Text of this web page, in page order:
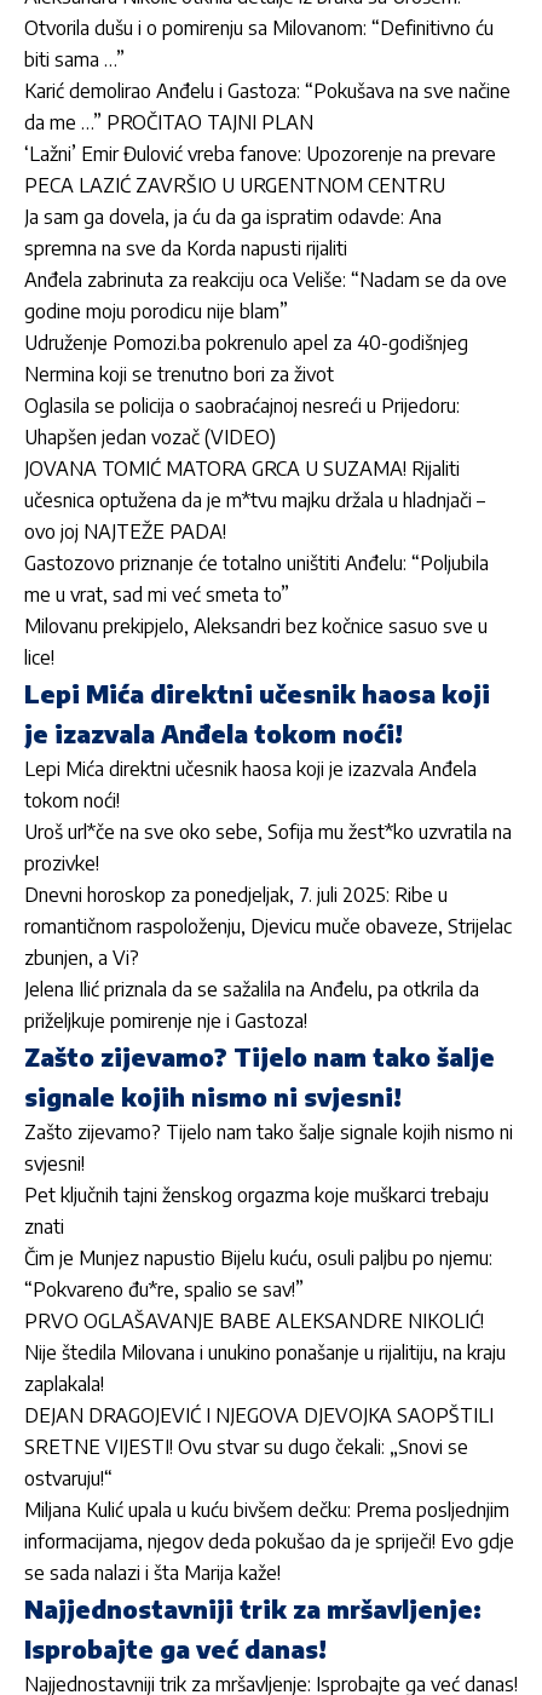
Otvorila dušu i o pomirenju sa Milovanom: “Definitivno ću
biti sama …”
Karić demolirao Anđelu i Gastoza: “Pokušava na sve načine
da me …” PROČITAO TAJNI PLAN
‘Lažni’ Emir Đulović vreba fanove: Upozorenje na prevare
PECA LAZIĆ ZAVRŠIO U URGENTNOM CENTRU
Ja sam ga dovela, ja ću da ga ispratim odavde: Ana
spremna na sve da Korda napusti rijaliti
Anđela zabrinuta za reakciju oca Veliše: “Nadam se da ove
godine moju porodicu nije blam”
Udruženje Pomozi.ba pokrenulo apel za 40-godišnjeg
Nermina koji se trenutno bori za život
Oglasila se policija o saobraćajnoj nesreći u Prijedoru:
Uhapšen jedan vozač (VIDEO)
JOVANA TOMIĆ MATORA GRCA U SUZAMA! Rijaliti
učesnica optužena da je m*tvu majku držala u hladnjači –
ovo joj NAJTEŽE PADA!
Gastozovo priznanje će totalno uništiti Anđelu: “Poljubila
me u vrat, sad mi već smeta to”
Milovanu prekipjelo, Aleksandri bez kočnice sasuo sve u
lice!
Lepi Mića direktni učesnik haosa koji
je izazvala Anđela tokom noći!
Lepi Mića direktni učesnik haosa koji je izazvala Anđela
tokom noći!
Uroš url*če na sve oko sebe, Sofija mu žest*ko uzvratila na
prozivke!
Dnevni horoskop za ponedjeljak, 7. juli 2025: Ribe u
romantičnom raspoloženju, Djevicu muče obaveze, Strijelac
zbunjen, a Vi?
Jelena Ilić priznala da se sažalila na Anđelu, pa otkrila da
priželjkuje pomirenje nje i Gastoza!
Zašto zijevamo? Tijelo nam tako šalje
signale kojih nismo ni svjesni!
Zašto zijevamo? Tijelo nam tako šalje signale kojih nismo ni
svjesni!
Pet ključnih tajni ženskog orgazma koje muškarci trebaju
znati
Čim je Munjez napustio Bijelu kuću, osuli paljbu po njemu:
“Pokvareno đu*re, spalio se sav!”
PRVO OGLAŠAVANJE BABE ALEKSANDRE NIKOLIĆ!
Nije štedila Milovana i unukino ponašanje u rijalitiju, na kraju
zaplakala!
DEJAN DRAGOJEVIĆ I NJEGOVA DJEVOJKA SAOPŠTILI
SRETNE VIJESTI! Ovu stvar su dugo čekali: „Snovi se
ostvaruju!“
Miljana Kulić upala u kuću bivšem dečku: Prema posljednjim
informacijama, njegov deda pokušao da je spriječi! Evo gdje
se sada nalazi i šta Marija kaže!
Najjednostavniji trik za mršavljenje:
Isprobajte ga već danas!
Najjednostavniji trik za mršavljenje: Isprobajte ga već danas!